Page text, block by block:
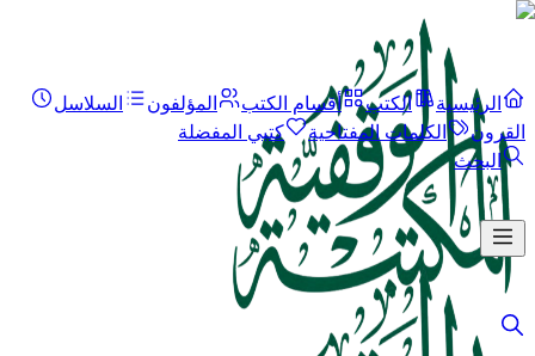
الرئيسية الكتب أقسام الكتب المؤلفون
السلاسل
القرون
الكلمات المفتاحية
كتبي المفضلة
البحث